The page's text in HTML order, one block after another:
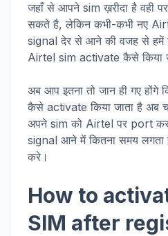
जहाँ से आपने sim ख़रीदा है वही
सकते है, लेकिन कभी-कभी नए
signal देर से आने की वजह से हमें ये
Airtel sim activate कैसे किया
अब आप इतना तो जान ही गए
कैसे activate किया जाता है अब
अपने sim को Airtel पर port
signal आने में कितना समय
करे।
How to
SIM after